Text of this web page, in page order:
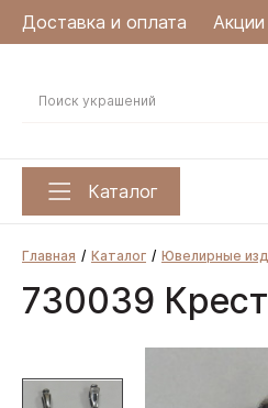
Доставка и оплата Акции
Каталог
Главная Каталог Ювелирные
730039